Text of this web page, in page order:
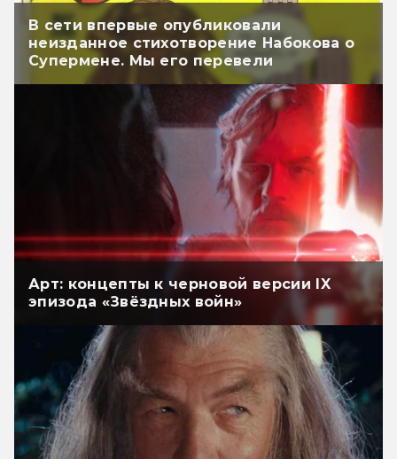
В сети впервые опубликовали
неизданное стихотворение Набокова о
Супермене. Мы его перевели
Арт: концепты к черновой версии IX
эпизода «Звёздных войн»